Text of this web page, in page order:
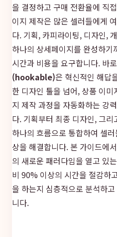
을 결정하고 구매 전환율에 직
이지 제작은 많은 셀러들에게
다. 기획, 카피라이팅, 디자인,
하나의 상세페이지를 완성하
시간과 비용을 요구합니다. 바
(hookable)은 혁신적인 해답
한 디자인 툴을 넘어, 상품 이
지 제작 과정을 자동화하는 강
다. 기획부터 최종 디자인, 그
하나의 흐름으로 통합하여 셀
상을 해결합니다. 본 가이드에
의 새로운 패러다임을 열고 있
비 90% 이상의 시간을 절감하
을 하는지 심층적으로 분석하
니다.